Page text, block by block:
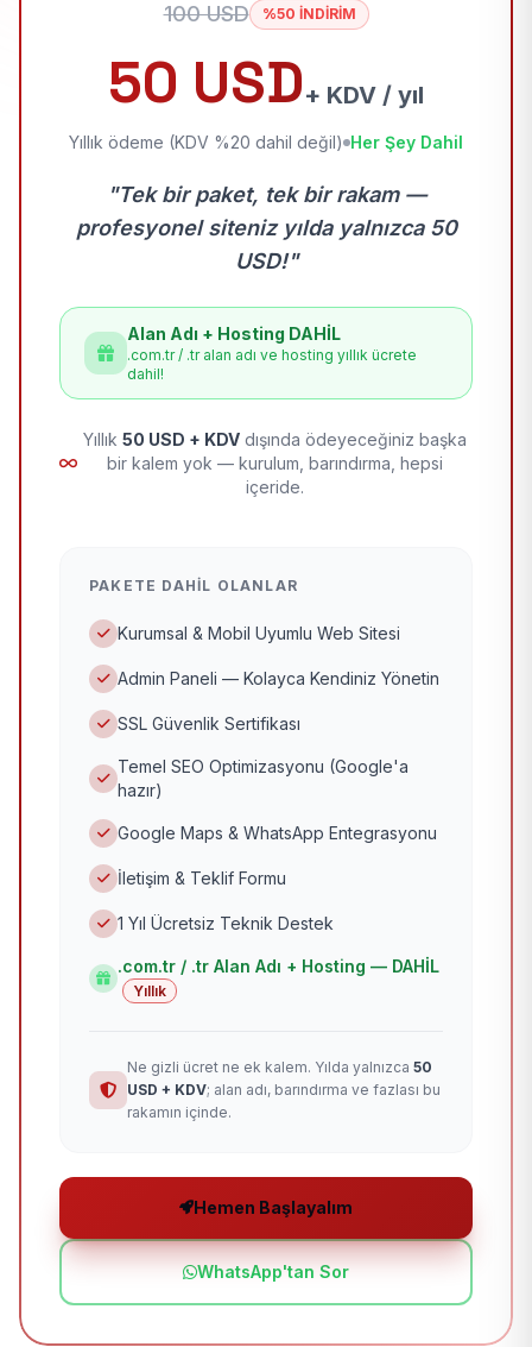
100 USD %50 İNDİRİM
50 USD+ KDV / yıl
Yıllık ödeme (KDV %20 dahil değil) Her Şey Dahil
"Tek bir paket, tek bir rakam —
profesyonel siteniz yılda yalnızca 50
USD!"
Alan Adı + Hosting DAHİL
.com.tr / .tr alan adı ve hosting yıllık ücrete
dahil!
Yıllık 50 USD + KDV dışında ödeyeceğiniz başka
bir kalem yok — kurulum, barındırma, hepsi
içeride.
PAKETE DAHIL OLANLAR
Kurumsal & Mobil Uyumlu Web Sitesi
Admin Paneli — Kolayca Kendiniz Yönetin
SSL Güvenlik Sertifikası
Temel SEO Optimizasyonu (Google'a
hazır)
Google Maps & WhatsApp Entegrasyonu
İletişim & Teklif Formu
1 Yıl Ücretsiz Teknik Destek
.com.tr / .tr Alan Adı + Hosting — DAHİL
Yıllık
Ne gizli ücret ne ek kalem. Yılda yalnızca 50
USD + KDV; alan adı, barındırma ve fazlası bu
rakamın içinde.
Hemen Başlayalım
WhatsApp'tan Sor